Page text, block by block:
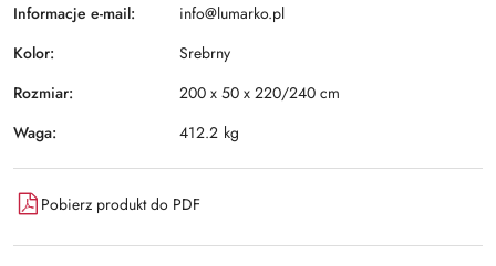
Informacje e-mail:
info@lumarko.pl
Kolor:
Srebrny
Rozmiar:
200 x 50 x 220/240 cm
Waga:
412.2 kg
Pobierz produkt do PDF